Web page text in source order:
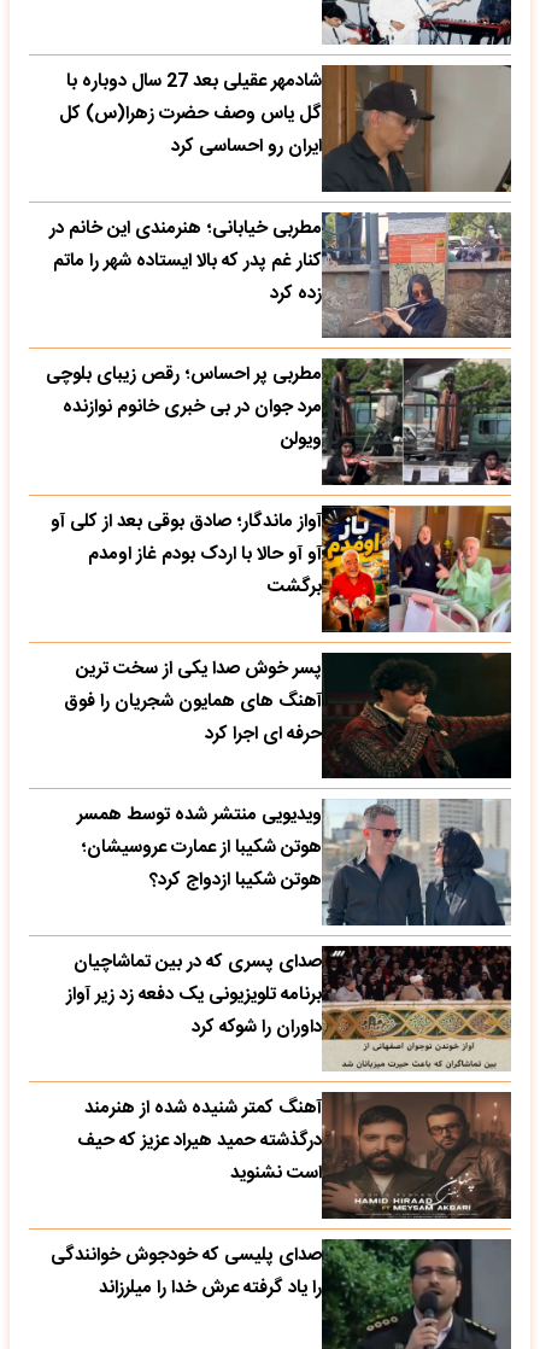
شادمهر عقیلی بعد 27 سال دوباره با
گل یاس وصف حضرت زهرا(س) کل
ایران رو احساسی کرد
مطربی خیابانی؛ هنرمندی این خانم در
کنار غم پدر که بالا ایستاده شهر را ماتم
زده کرد
مطربی پر احساس؛ رقص زیبای بلوچی
مرد جوان در بی خبری خانوم نوازنده
ویولن
آواز ماندگار؛ صادق بوقی بعد از کلی آو
آو آو حالا با اردک بودم غاز اومدم
برگشت
پسر خوش صدا یکی از سخت ترین
آهنگ های همایون شجریان را فوق
حرفه ای اجرا کرد
ویدیویی منتشر شده توسط همسر
هوتن شکیبا از عمارت عروسیشان؛
هوتن شکیبا ازدواج کرد؟
صدای پسری که در بین تماشاچیان
برنامه تلویزیونی یک دفعه زد زیر آواز
داوران را شوکه کرد
آهنگ کمتر شنیده شده از هنرمند
درگذشته حمید هیراد عزیز که حیف
است نشنوید
صدای پلیسی که خودجوش خوانندگی
را یاد گرفته عرش خدا را میلرزاند